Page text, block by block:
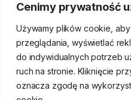
Cenimy prywatność
Używamy plików cookie,
przeglądania, wyświetlać
do indywidualnych potrzeb
ruch na stronie. Kliknięcie
oznacza zgodę na
Strefa klienta